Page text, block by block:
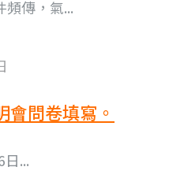
頻傳，氣...
會問卷填寫。
...